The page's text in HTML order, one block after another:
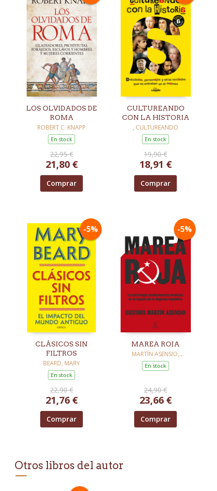
LOS OLVIDADOS DE
ROMA
ROBERT C. KNAPP
En stock
22,95 €
21,80 €
Comprar
CULTUREANDO
CON LA HISTORIA
, CULTUREANDO
En stock
19,90 €
18,91 €
Comprar
-5%
CLÁSICOS SIN
FILTROS
BEARD, MARY
En stock
22,90 €
21,76 €
Comprar
-5%
MAREA ROJA
MARTÍN ASENSIO,
GUSTAVO
En stock
24,90 €
23,66 €
Comprar
Otros libros del autor